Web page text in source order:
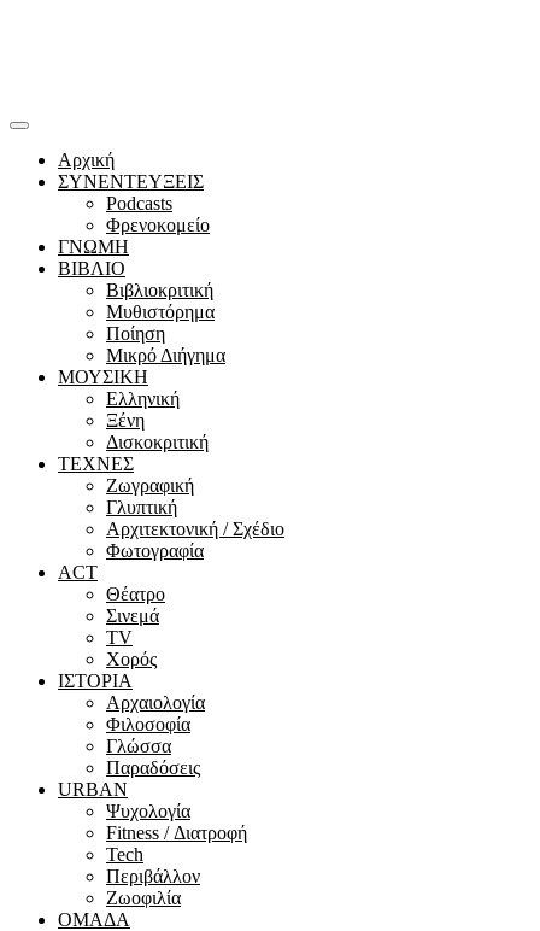
Αρχική
ΣΥΝΕΝΤΕΥΞΕΙΣ
Podcasts
Φρενοκομείο
ΓΝΩΜΗ
ΒΙΒΛΙΟ
Βιβλιοκριτική
Μυθιστόρημα
Ποίηση
Μικρό Διήγημα
ΜΟΥΣΙΚΗ
Ελληνική
Ξένη
Δισκοκριτική
ΤΕΧΝΕΣ
Ζωγραφική
Γλυπτική
Αρχιτεκτονική / Σχέδιο
Φωτογραφία
ACT
Θέατρο
Σινεμά
ΤV
Χορός
ΙΣΤΟΡΙΑ
Αρχαιολογία
Φιλοσοφία
Γλώσσα
Παραδόσεις
URBAN
Ψυχολογία
Fitness / Διατροφή
Tech
Περιβάλλον
Ζωοφιλία
ΟΜΑΔΑ